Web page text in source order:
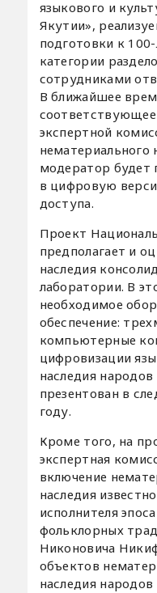
языкового и
Якутии»,
подготовки к
категории
сотрудниками
В ближайшее
экспертной
нематериального
модератор будет
в цифровую
доступа.
Проект
предполагает и
наследия
лаборатории. В
необходимое
обеспечение:
компьютерные
цифровизации
наследия
презентован в
году.
Кроме того, на
экспертная
включение
наследия
исполнителя
фольклорных
Никоновича
объектов
наследия